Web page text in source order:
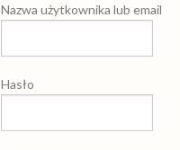
Nazwa użytkownika lub email
Hasło